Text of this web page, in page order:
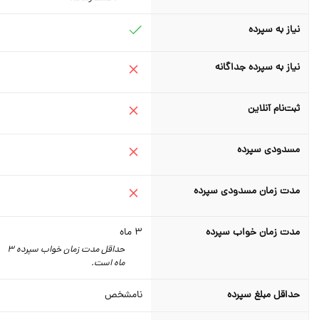
نیاز به سپرده
نیاز به سپرده جداگانه
ثبت‌نام آنلاین
مسدودی سپرده
مدت زمان مسدودی سپرده
مدت زمان خواب سپرده ماه
حداقل مدت زمان خواب سپرده 3
ماه است.
حداقل مبلغ سپرده نامشخص